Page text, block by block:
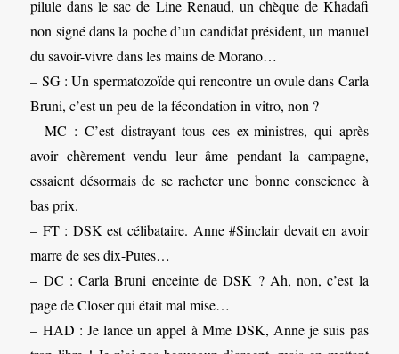
pilule dans le sac de Line Renaud, un chèque de Khadafi
non signé dans la poche d’un candidat président, un manuel
du savoir-vivre dans les mains de Morano…
– SG : Un spermatozoïde qui rencontre un ovule dans Carla
Bruni, c’est un peu de la fécondation in vitro, non ?
– MC : C’est distrayant tous ces ex-ministres, qui après
avoir chèrement vendu leur âme pendant la campagne,
essaient désormais de se racheter une bonne conscience à
bas prix.
– FT : DSK est célibataire. Anne #Sinclair devait en avoir
marre de ses dix-Putes…
– DC : Carla Bruni enceinte de DSK ? Ah, non, c’est la
page de Closer qui était mal mise…
– HAD : Je lance un appel à Mme DSK, Anne je suis pas